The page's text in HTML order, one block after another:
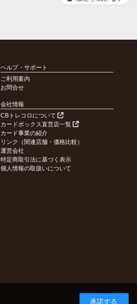
ヘルプ・サポート
ご利用案内
お問合せ
会社情報
CBトレコロについて
カードボックス直営店一覧
カード事業の紹介
リンク（関連店舗・価格比較）
運営会社
特定商取引法に基づく表示
個人情報の取扱いについて
承諾する